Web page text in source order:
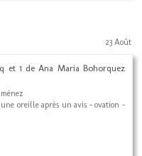
23 Août
et 1 de Ana Maria Bohorquez
oreille après un avis - ovation -